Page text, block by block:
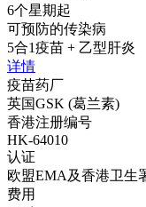
6个星期起
可预防的传染病
5合1疫苗 + 乙型肝炎
详情
疫苗药厂
英国GSK (葛兰素)
香港注册编号
HK-64010
认证
欧盟EMA及香港卫生
费用